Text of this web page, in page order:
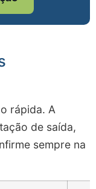
rápida. A
de saída,
sempre na